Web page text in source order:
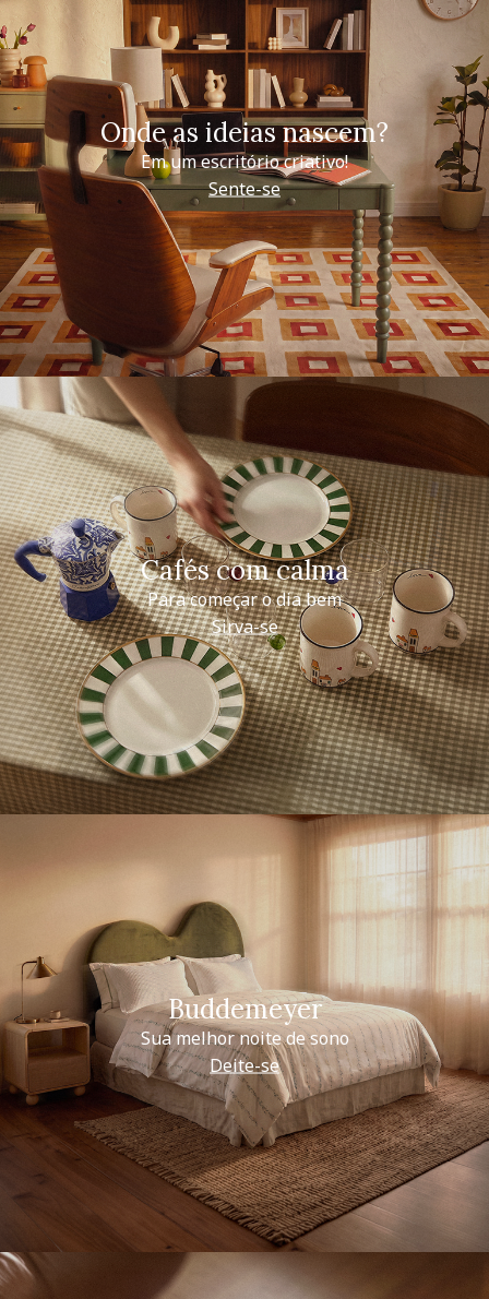
Onde as ideias nascem?
Em um escritório criativo!
Sente-se
Cafés com calma
Para começar o dia bem
Sirva-se
Buddemeyer
Sua melhor noite de sono
Deite-se